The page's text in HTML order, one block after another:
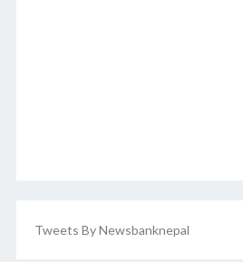
Tweets By Newsbanknepal